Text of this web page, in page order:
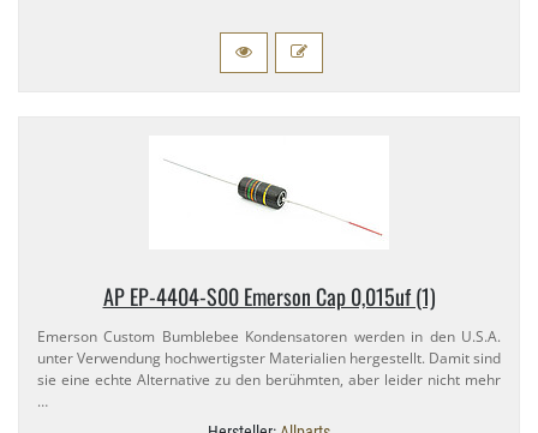
AP EP-​4404-​S00 Emerson Cap 0,​015uf (1)
Emerson Custom Bumblebee Kondensatoren werden in den U.​S.A.
unter Verwendung hochwertigster Materialien hergestellt. Damit sind
sie eine echte Alternative zu den berühmten, aber leider nicht mehr
…